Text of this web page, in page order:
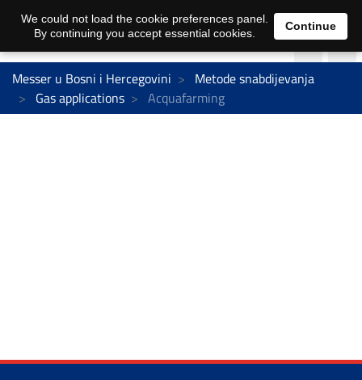
Messer u Bosni i Hercegovini
Metode snabdijevanja
Gas applications
Acquafarming
We could not load the cookie preferences panel.
By continuing you accept essential cookies.
Continue